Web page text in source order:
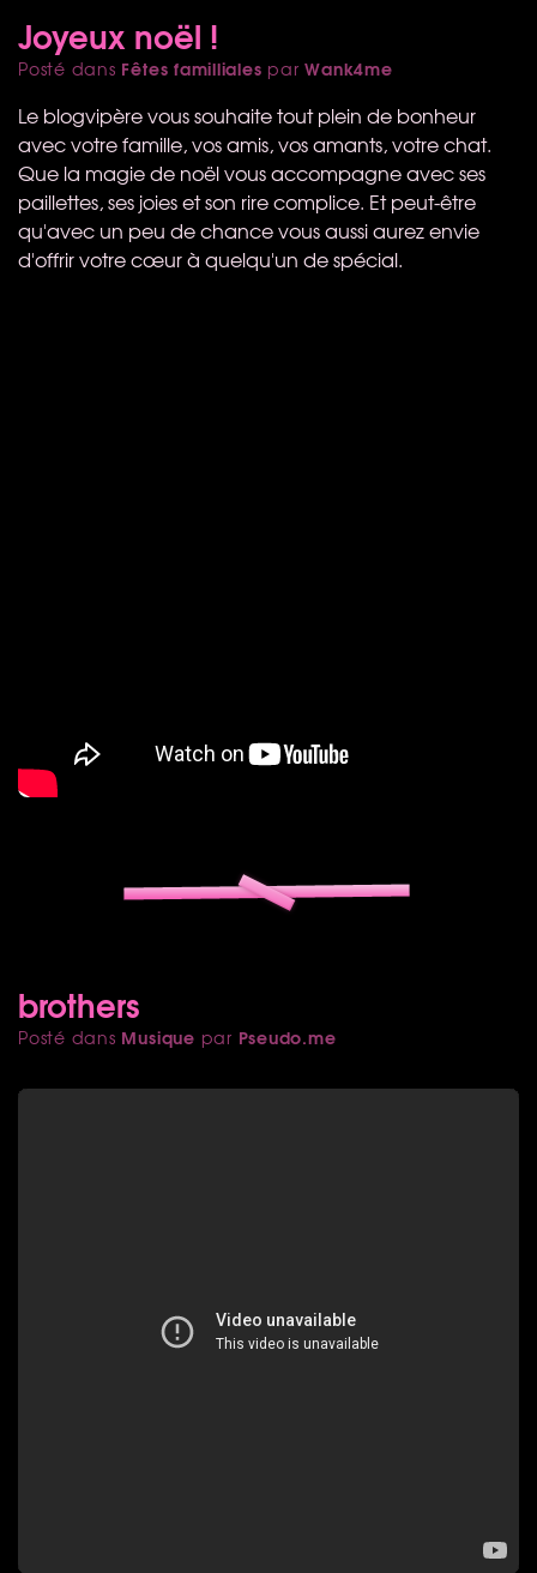
Joyeux noël !
Posté dans Fêtes familliales parWank4me
Le blogvipère vous souhaite tout plein de bonheur
avec votre famille, vos amis, vos amants, votre chat.
Que la magie de noël vous accompagne avec ses
paillettes, ses joies et son rire complice. Et peut-être
qu'avec un peu de chance vous aussi aurez envie
d'offrir votre cœur à quelqu'un de spécial.
brothers
Posté dans Musique par Pseudo.me